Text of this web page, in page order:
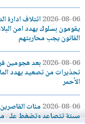
2026-08-06ائتلاف ادارة
يقومون بسلوك يهدد امن
القانون يجب محاربتهم
2026-08-06بعد هجومين
تحذيرات من تصعيد يهدد
الأحمر
2026-08-06مئات
سبتة تتصاعد وتضغط على